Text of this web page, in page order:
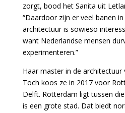
zorgt, bood het Sanita uit
“Daardoor zijn er veel banen
architectuur is sowieso
want Nederlandse mensen
experimenteren.”
Haar master in de architectuur
Toch koos ze in 2017 voor
Delft. Rotterdam ligt tussen
is een grote stad. Dat biedt